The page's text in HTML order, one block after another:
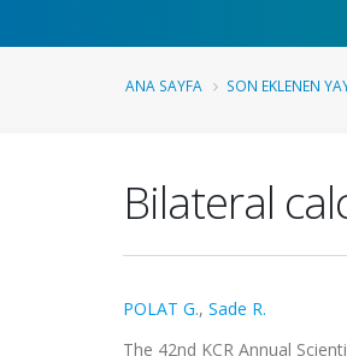
ANA SAYFA SON EKLENEN
Bilateral
POLAT G., Sade R.
The 42nd KCR Annual